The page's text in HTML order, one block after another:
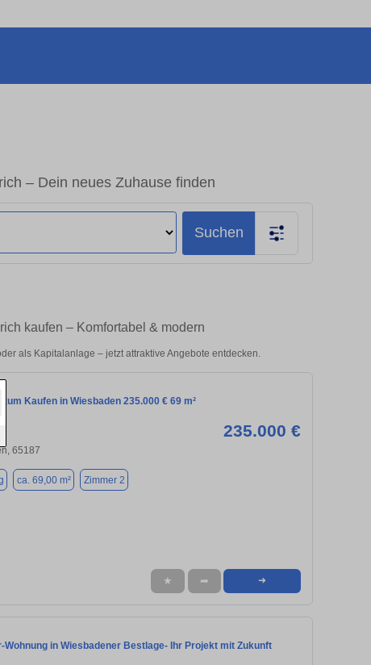
– Dein neues Zuhause finden
Suchen
kaufen – Komfortabel & modern
als Kapitalanlage – jetzt attraktive Angebote entdecken.
Kaufen in Wiesbaden 235.000 € 69 m²
235.000 €
65187
ca. 69,00 m² Zimmer 2
★ ➦ ➜
Wohnung in Wiesbadener Bestlage- Ihr Projekt mit Zukunft